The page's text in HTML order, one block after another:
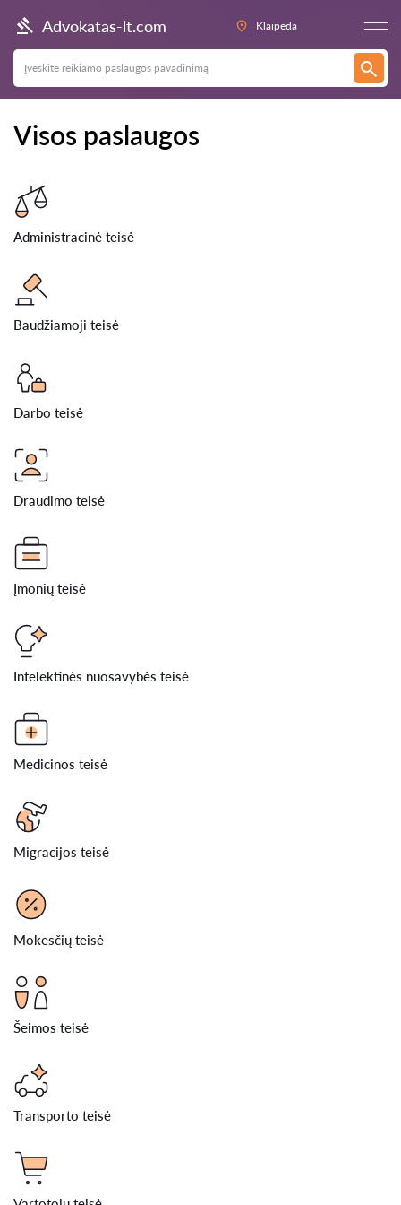
Advokatas-lt.com Klaipėda
Visos paslaugos
Administracinė teisė
Baudžiamoji teisė
Darbo teisė
Draudimo teisė
Įmonių teisė
Intelektinės nuosavybės teisė
Medicinos teisė
Migracijos teisė
Mokesčių teisė
Šeimos teisė
Transporto teisė